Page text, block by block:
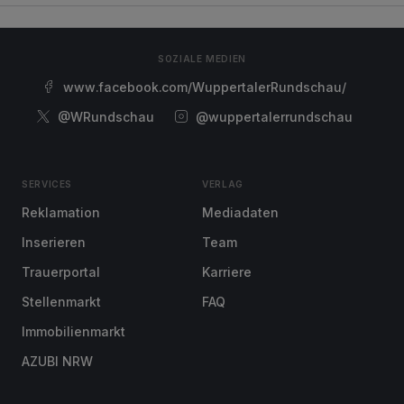
SOZIALE MEDIEN
www.facebook.com/WuppertalerRundschau/
@WRundschau
@wuppertalerrundschau
SERVICES
Reklamation
Inserieren
Trauerportal
Stellenmarkt
Immobilienmarkt
AZUBI NRW
VERLAG
Mediadaten
Team
Karriere
FAQ